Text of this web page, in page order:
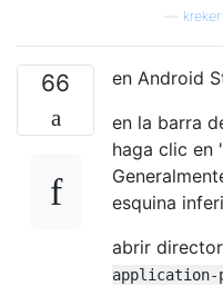
kreker
66
en Android
en la barra
haga clic en
esquina
abrir
application-